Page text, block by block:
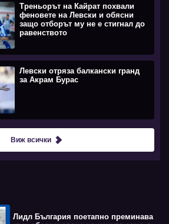
Треньорът на Кайрат похвали
феновете на Левски и обясни
защо отборът му не е стигнал до
равенството
Левски отряза балкански гранд
за Акрам Бурас
Виж всички
Лидл България поетапно преминава